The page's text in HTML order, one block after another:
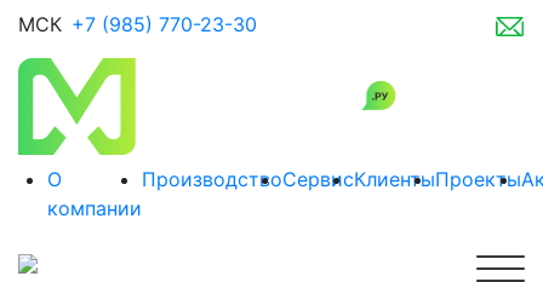
МСК +7 (985) 770-23-30
О
компании
ПроизводствоСервисКлиентыПроекты